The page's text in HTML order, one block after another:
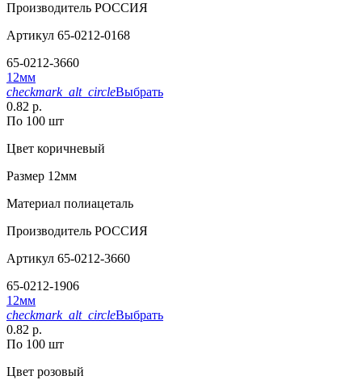
Производитель РОССИЯ
Артикул 65-0212-0168
65-0212-3660
12мм
checkmark_alt_circleВыбрать
0.82 р.
По 100 шт
Цвет коричневый
Размер 12мм
Материал полиацеталь
Производитель РОССИЯ
Артикул 65-0212-3660
65-0212-1906
12мм
checkmark_alt_circleВыбрать
0.82 р.
По 100 шт
Цвет розовый